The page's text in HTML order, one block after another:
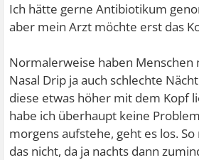
Ich hätte gerne Antibiotikum
aber mein Arzt möchte erst das
Normalerweise haben Menschen
Nasal Drip ja auch schlechte
diese etwas höher mit dem Kopf
habe ich überhaupt keine
morgens aufstehe, geht es los.
das nicht, da ja nachts dann